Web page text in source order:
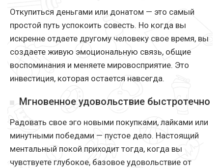
Откупиться деньгами или донатом — это самый
простой путь успокоить совесть. Но когда вы
искренне отдаете другому человеку свое время, вы
создаете живую эмоциональную связь, общие
воспоминания и меняете мировосприятие. Это
инвестиция, которая остается навсегда.
Мгновенное удовольствие быстротечно
Радовать свое эго новыми покупками, лайками или
минутными победами — пустое дело. Настоящий
ментальный покой приходит тогда, когда вы
чувствуете глубокое, базовое удовольствие от